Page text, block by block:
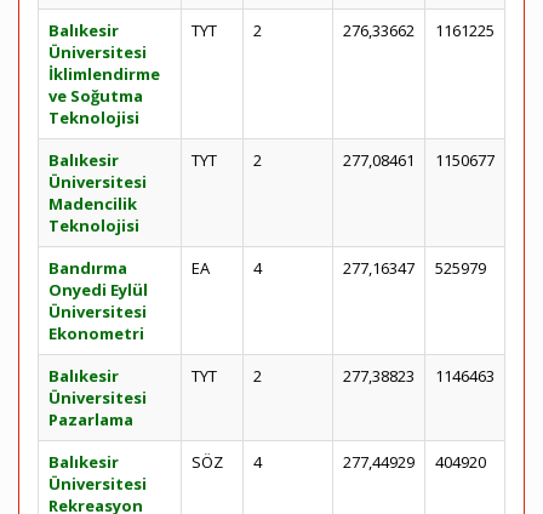
Balıkesir
Üniversitesi
İklimlendirme
ve Soğutma
Teknolojisi
TYT 2 276,33662 1161225
Balıkesir
Üniversitesi
Madencilik
Teknolojisi
TYT 2 277,08461 1150677
Bandırma
Onyedi Eylül
Üniversitesi
Ekonometri
EA 4 277,16347 525979
Balıkesir
Üniversitesi
Pazarlama
TYT 2 277,38823 1146463
Balıkesir
Üniversitesi
Rekreasyon
SÖZ 4 277,44929 404920